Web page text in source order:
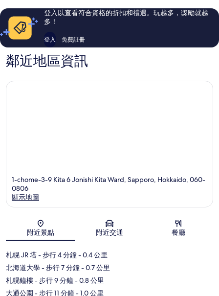
評
論
評
論
登入以查看符合資格的折扣和禮遇。玩越多，獎勵就越
多！
登入 免費註冊
鄰近地區資訊
1-chome-3-9 Kita 6 Jonishi Kita Ward, Sapporo, Hokkaido, 060-
0806
顯示地圖
附近景點 附近交通 餐廳
札幌 JR 塔- 步行 4 分鐘- 0.4 公里
北海道大學- 步行 7 分鐘- 0.7 公里
札幌鐘樓- 步行 9 分鐘- 0.8 公里
大通公園 - 步行 11 分鐘- 1.0 公里